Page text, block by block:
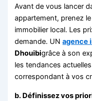
Avant de vous lancer
appartement, prenez
immobilier local. Les
demande. UNagence
Dhouibigrâce à son
les tendances
correspondant à vos
b. Définissez vos